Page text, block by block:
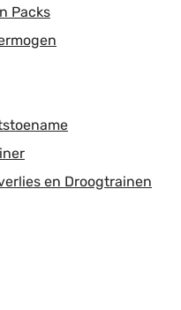
Packs
en Droogtrainen